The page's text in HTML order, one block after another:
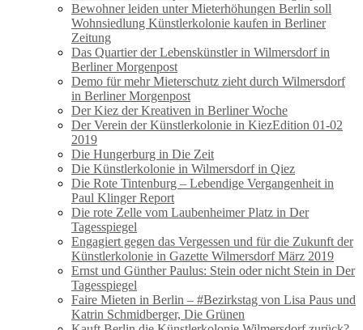
Bewohner leiden unter Mieterhöhungen Berlin soll
Wohnsiedlung Künstlerkolonie kaufen in Berliner
Zeitung
Das Quartier der Lebenskünstler in Wilmersdorf in
Berliner Morgenpost
Demo für mehr Mieterschutz zieht durch Wilmersdorf
in Berliner Morgenpost
Der Kiez der Kreativen in Berliner Woche
Der Verein der Künstlerkolonie in KiezEdition 01-02
2019
Die Hungerburg in Die Zeit
Die Künstlerkolonie in Wilmersdorf in Qiez
Die Rote Tintenburg – Lebendige Vergangenheit in
Paul Klinger Report
Die rote Zelle vom Laubenheimer Platz in Der
Tagesspiegel
Engagiert gegen das Vergessen und für die Zukunft der
Künstlerkolonie in Gazette Wilmersdorf März 2019
Ernst und Günther Paulus: Stein oder nicht Stein in Der
Tagesspiegel
Faire Mieten in Berlin – #Bezirkstag von Lisa Paus und
Katrin Schmidberger, Die Grünen